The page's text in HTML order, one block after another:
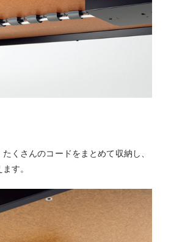
くさんのコードをまとめて収納し、
す。